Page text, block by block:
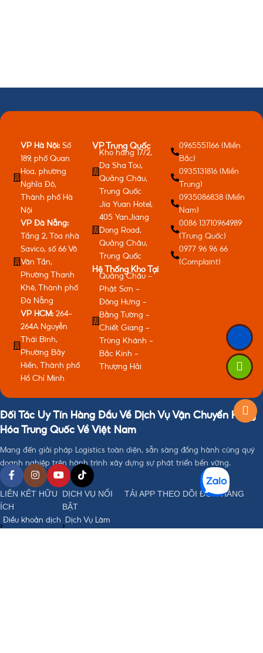
VP Hà Nội: Số
189, phố Quan
Hoa, phường
Nghĩa Đô,
Thành phố Hà
Nội
VP Đà Nẵng:
Tầng 2, Tòa nhà
Savico, số 66 Võ
Văn Tần,
Phường Thanh
Khê, Thành phố
Đà Nẵng
VP HCM: 264-
264A Nguyễn
Thái Bình,
Phường Bảy
Hiền, Thành phố
Hồ Chí Minh
VP Trung Quốc
Kho hàng 17/2,
Da Sha Tou,
Quảng Châu,
Trung Quốc
Jia Yuan Hotel,
405 YanJiang
Dong Road,
Quảng Châu,
Trung Quốc
Hệ Thống Kho Tại
Quảng Châu -
Phật Sơn -
Đông Hưng -
Bằng Tường -
Chiết Giang -
Trùng Khánh -
Bắc Kinh -
Thượng Hải
0965551166 (Miền
Bắc)
0935131816 (Miền
Trung)
0935086838 (Miền
Nam)
0086 13710964989
(Trung Quốc)
0977 96 96 66
(Complaint)
Đối Tác Uy Tín Hàng Đầu Về Dịch Vụ Vận Chuyển Hàng
Hóa Trung Quốc Về Việt Nam
Mang đến giải pháp Logistics toàn diện, sẵn sàng đồng hành cùng quý
doanh nghiệp trên hành trình xây dựng sự phát triển bền vững.
LIÊN KẾT HỮU
ÍCH
Điều khoản dịch
DỊCH VỤ NỔI
BẬT
Dịch Vụ Làm
TẢI APP THEO DÕI ĐƠN HÀNG